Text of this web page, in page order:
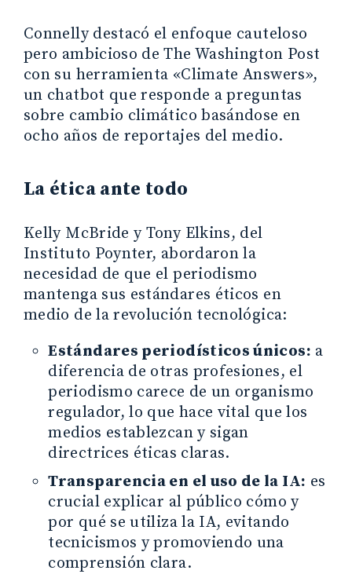
Connelly destacó el enfoque cauteloso
pero ambicioso de The Washington Post
con su herramienta «Climate Answers»,
un chatbot que responde a preguntas
sobre cambio climático basándose en
ocho años de reportajes del medio.
La ética ante todo
Kelly McBride y Tony Elkins, del
Instituto Poynter, abordaron la
necesidad de que el periodismo
mantenga sus estándares éticos en
medio de la revolución tecnológica:
Estándares periodísticos únicos: a
diferencia de otras profesiones, el
periodismo carece de un organismo
regulador, lo que hace vital que los
medios establezcan y sigan
directrices éticas claras.
Transparencia en el uso de la IA: es
crucial explicar al público cómo y
por qué se utiliza la IA, evitando
tecnicismos y promoviendo una
comprensión clara.